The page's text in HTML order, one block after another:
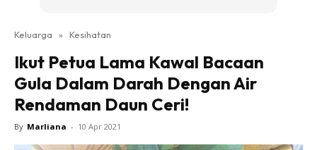
Keluarga » Kesihatan
Ikut Petua Lama Kawal Bacaan
Gula Dalam Darah Dengan Air
Rendaman Daun Ceri!
By Marliana - 10 Apr 2021